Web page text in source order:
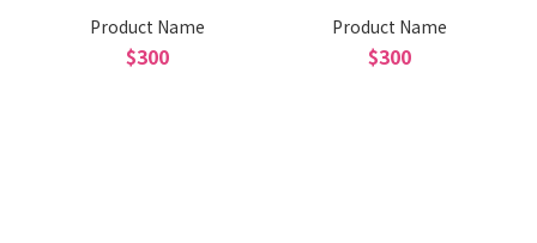
Product Name
$300
Product Name
$300